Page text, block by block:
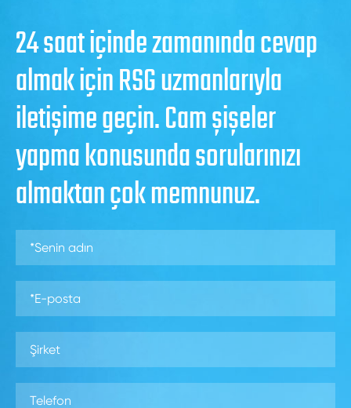
24 saat içinde zamanında cevap
almak için RSG uzmanlarıyla
iletişime geçin. Cam şişeler
yapma konusunda sorularınızı
almaktan çok memnunuz.